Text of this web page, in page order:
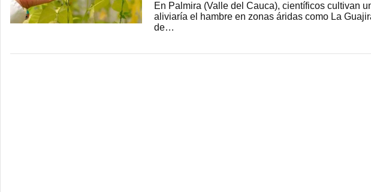
En Palmira (Valle del Cauca), científicos cultivan
aliviaría el hambre en zonas áridas como La
de…